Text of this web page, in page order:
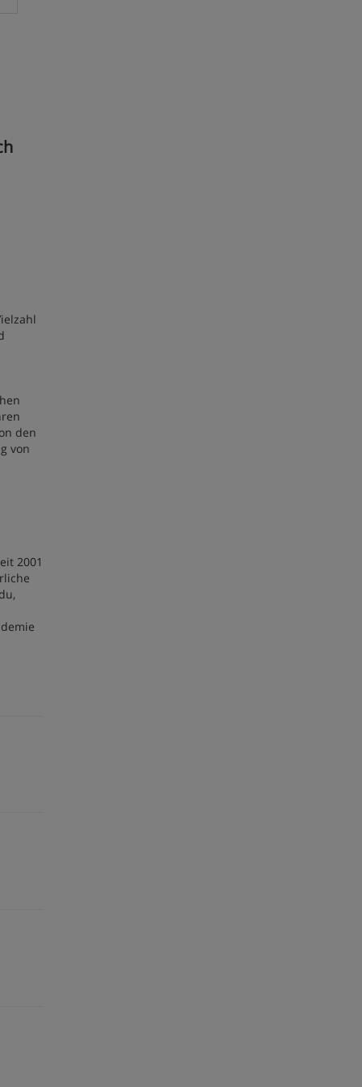
den
von
2001